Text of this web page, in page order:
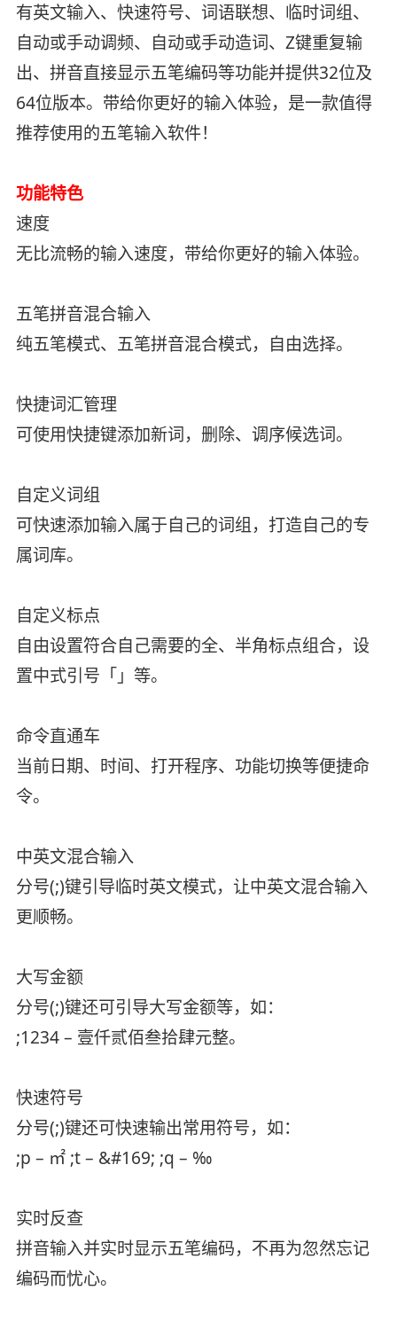
有英文输入、快速符号、词语联想、临时词组、
自动或手动调频、自动或手动造词、Z键重复输
出、拼音直接显示五笔编码等功能并提供32位及
64位版本。带给你更好的输入体验，是一款值得
推荐使用的五笔输入软件！
功能特色
速度
无比流畅的输入速度，带给你更好的输入体验。
五笔拼音混合输入
纯五笔模式、五笔拼音混合模式，自由选择。
快捷词汇管理
可使用快捷键添加新词，删除、调序候选词。
自定义词组
可快速添加输入属于自己的词组，打造自己的专
属词库。
自定义标点
自由设置符合自己需要的全、半角标点组合，设
置中式引号「」等。
命令直通车
当前日期、时间、打开程序、功能切换等便捷命
令。
中英文混合输入
分号(;)键引导临时英文模式，让中英文混合输入
更顺畅。
大写金额
分号(;)键还可引导大写金额等，如：
;1234 – 壹仟贰佰叁拾肆元整。
快速符号
分号(;)键还可快速输出常用符号，如：
;p – ㎡ ;t – &#169; ;q – ‰
实时反查
拼音输入并实时显示五笔编码，不再为忽然忘记
编码而忧心。